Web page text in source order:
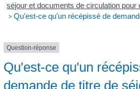
séjour et documents de circulation pour
> Qu'est-ce qu'un récépissé de
Question-réponse
Qu'est-ce qu'un
demande de titre de